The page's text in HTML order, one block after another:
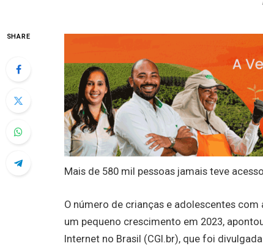
SHARE
Mais de 580 mil pessoas jamais teve
O número de crianças e adolescentes
um pequeno crescimento em 2023,
Internet no Brasil (CGI.br), que foi